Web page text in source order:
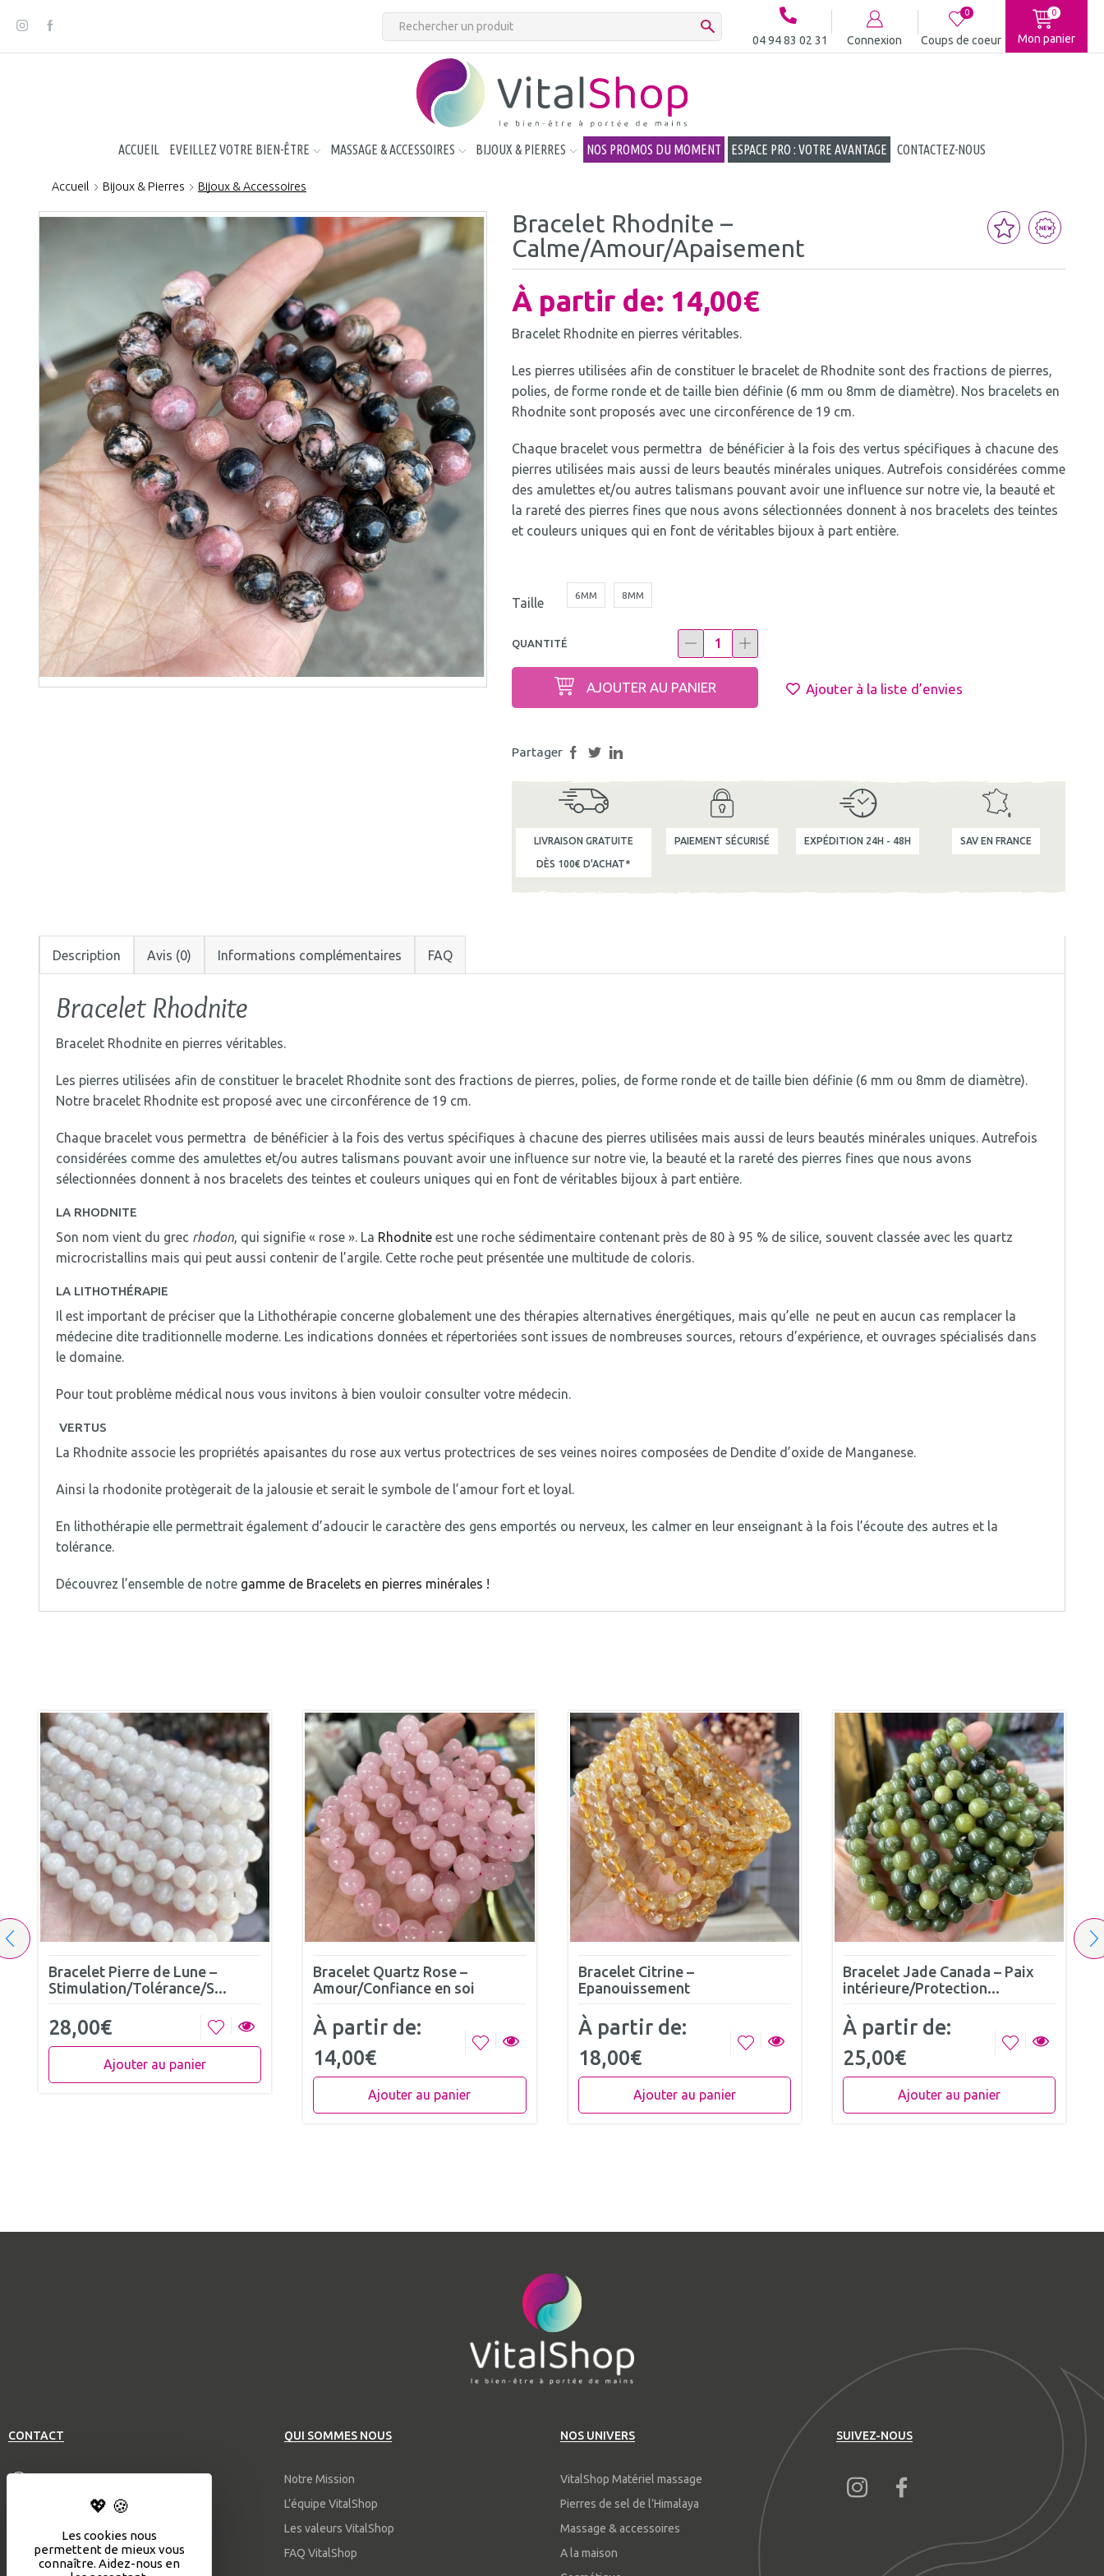
04 94 83 02 31 Connexion
0
Coups de coeur
0
Mon panier
ACCUEIL EVEILLEZ VOTRE BIEN-ÊTRE MASSAGE & ACCESSOIRES BIJOUX & PIERRES NOS PROMOS DU MOMENT ESPACE PRO : VOTRE AVANTAGE CONTACTEZ-NOUS
Accueil Bijoux & Pierres Bijoux & Accessoires
Bracelet Rhodnite –
Calme/Amour/Apaisement
À partir de: 14,00€
Bracelet Rhodnite en pierres véritables.
Les pierres utilisées afin de constituer le bracelet de Rhodnite sont des fractions de pierres,
polies, de forme ronde et de taille bien définie (6 mm ou 8mm de diamètre). Nos bracelets en
Rhodnite sont proposés avec une circonférence de 19 cm.
Chaque bracelet vous permettra de bénéficier à la fois des vertus spécifiques à chacune des
pierres utilisées mais aussi de leurs beautés minérales uniques. Autrefois considérées comme
des amulettes et/ou autres talismans pouvant avoir une influence sur notre vie, la beauté et
la rareté des pierres fines que nous avons sélectionnées donnent à nos bracelets des teintes
et couleurs uniques qui en font de véritables bijoux à part entière.
Taille
6MM 8MM
QUANTITÉ
AJOUTER AU PANIER Ajouter à la liste d’envies
Partager
LIVRAISON GRATUITE
DÈS 100€ D'ACHAT*
PAIEMENT SÉCURISÉ EXPÉDITION 24H - 48H SAV EN FRANCE
Description Avis (0) Informations complémentaires FAQ
Bracelet Rhodnite
Bracelet Rhodnite en pierres véritables.
Les pierres utilisées afin de constituer le bracelet Rhodnite sont des fractions de pierres, polies, de forme ronde et de taille bien définie (6 mm ou 8mm de diamètre).
Notre bracelet Rhodnite est proposé avec une circonférence de 19 cm.
Chaque bracelet vous permettra de bénéficier à la fois des vertus spécifiques à chacune des pierres utilisées mais aussi de leurs beautés minérales uniques. Autrefois
considérées comme des amulettes et/ou autres talismans pouvant avoir une influence sur notre vie, la beauté et la rareté des pierres fines que nous avons
sélectionnées donnent à nos bracelets des teintes et couleurs uniques qui en font de véritables bijoux à part entière.
LA RHODNITE
Son nom vient du grec rhodon, qui signifie « rose ». La Rhodnite est une roche sédimentaire contenant près de 80 à 95 % de silice, souvent classée avec les quartz
microcristallins mais qui peut aussi contenir de l’argile. Cette roche peut présentée une multitude de coloris.
LA LITHOTHÉRAPIE
Il est important de préciser que la Lithothérapie concerne globalement une des thérapies alternatives énergétiques, mais qu’elle ne peut en aucun cas remplacer la
médecine dite traditionnelle moderne. Les indications données et répertoriées sont issues de nombreuses sources, retours d’expérience, et ouvrages spécialisés dans
le domaine.
Pour tout problème médical nous vous invitons à bien vouloir consulter votre médecin.
VERTUS
La Rhodnite associe les propriétés apaisantes du rose aux vertus protectrices de ses veines noires composées de Dendite d’oxide de Manganese.
Ainsi la rhodonite protègerait de la jalousie et serait le symbole de l’amour fort et loyal.
En lithothérapie elle permettrait également d’adoucir le caractère des gens emportés ou nerveux, les calmer en leur enseignant à la fois l’écoute des autres et la
tolérance.
Découvrez l’ensemble de notre gamme de Bracelets en pierres minérales !
Bracelet Pierre de Lune –
Stimulation/Tolérance/S...
28,00€
Ajouter au panier
Bracelet Quartz Rose –
Amour/Confiance en soi
À partir de:
14,00€
Ajouter au panier
Bracelet Citrine –
Epanouissement
À partir de:
18,00€
Ajouter au panier
Bracelet Jade Canada – Paix
intérieure/Protection...
À partir de:
25,00€
Ajouter au panier
CONTACT
Contactez-nous par mail
Blog DestinationSpa
QUI SOMMES NOUS
Notre Mission
L’équipe VitalShop
Les valeurs VitalShop
FAQ VitalShop
NOS UNIVERS
VitalShop Matériel massage
Pierres de sel de l’Himalaya
Massage & accessoires
A la maison
SUIVEZ-NOUS
Les cookies nous
permettent de mieux vous
connaître. Aidez-nous en